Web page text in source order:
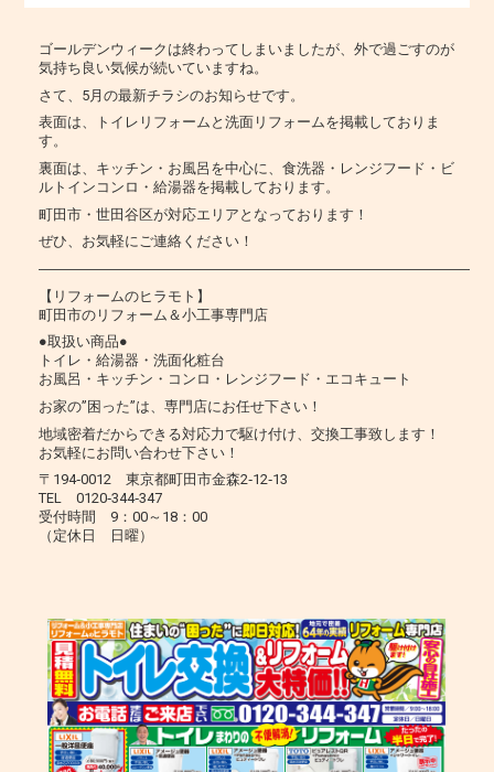
ゴールデンウィークは終わってしまいましたが、外で過ごすのが
気持ち良い気候が続いていますね。
さて、5月の最新チラシのお知らせです。
表面は、トイレリフォームと洗面リフォームを掲載しておりま
す。
裏面は、キッチン・お風呂を中心に、食洗器・レンジフード・ビ
ルトインコンロ・給湯器を掲載しております。
町田市・世田谷区が対応エリアとなっております！
ぜひ、お気軽にご連絡ください！
【リフォームのヒラモト】
町田市のリフォーム＆小工事専門店
●取扱い商品●
トイレ・給湯器・洗面化粧台
お風呂・キッチン・コンロ・レンジフード・エコキュート
お家の”困った”は、専門店にお任せ下さい！
地域密着だからできる対応力で駆け付け、交換工事致します！
お気軽にお問い合わせ下さい！
〒194‐0012 東京都町田市金森2‐12‐13
TEL 0120‐344‐347
受付時間 9：00～18：00
（定休日 日曜）